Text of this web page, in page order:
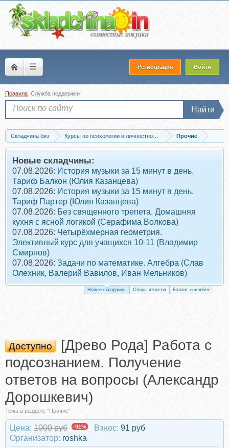
☰ Регистрация Войти
Правила Служба поддержки
Найти
Складчина биз Курсы по психологии и личностному развитиюПрочие
Скачать [Древо Рода] Работа с подсознанием. Получение ответов на вопросы...
Новые складчины:
07.08.2026: История музыки за 15 минут в день.
Тариф Балкон (Юлия Казанцева)
07.08.2026: История музыки за 15 минут в день.
Тариф Партер (Юлия Казанцева)
07.08.2026: Без священного трепета. Домашняя
кухня с ясной логикой (Серафима Волкова)
07.08.2026: Четырёхмерная геометрия.
Элективный курс для учащихся 10-11 (Владимир
Смирнов)
07.08.2026: Задачи по математике. Алгебра (Слав
Олехник, Валерий Вавилов, Иван Мельников)
Новые складчины Сборы взносов Баланс и кешбек
Доступно
[Древо Рода] Работа с
подсознанием. Получение
ответов на вопросы (Александр
Дорошкевич)
Тема в разделе "Прочие"
Цена: 1000 руб -91% Взнос: 91 руб
Организатор: roshka